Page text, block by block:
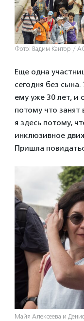
Фото: Вадим Кантор /
Еще одна
сегодня без
ему уже 30 лет, и
потому что
я здесь потому,
инклюзивное
Пришла
Майя Алексеева и